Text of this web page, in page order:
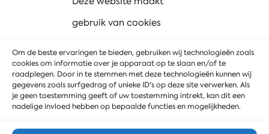
gebruik van cookies
Om de beste ervaringen te bieden, gebruiken wij technologieën zoals
cookies om informatie over je apparaat op te slaan en/of te
raadplegen. Door in te stemmen met deze technologieën kunnen wij
gegevens zoals surfgedrag of unieke ID's op deze site verwerken. Als
je geen toestemming geeft of uw toestemming intrekt, kan dit een
nadelige invloed hebben op bepaalde functies en mogelijkheden.
Toegangscontrole
IT & Telecom
Voip telefonie
Modern workplace